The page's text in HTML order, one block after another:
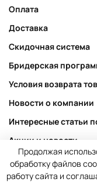
Оплата
Доставка
Скидочная система
Бридерская
Условия возврата
Новости о компании
Интересные статьи
Акции и новости
Публичная оферта
Пользовательское
Продолжая
обработку файлов
работу сайта и